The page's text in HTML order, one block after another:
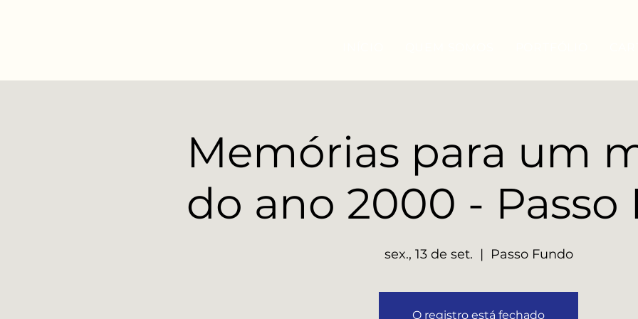
Memórias para um
do ano 2000 - Passo
sex., 13 de set.
  |
Passo Fundo
O registro está fechado